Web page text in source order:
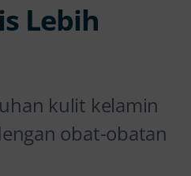
Lebih
kulit kelamin
obat-obatan